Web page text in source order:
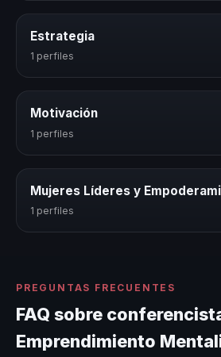
Estrategia
1 perfiles
Motivación
1 perfiles
Mujeres Líderes y
1 perfiles
PREGUNTAS FRECUENTES
FAQ sobre
Emprendimiento